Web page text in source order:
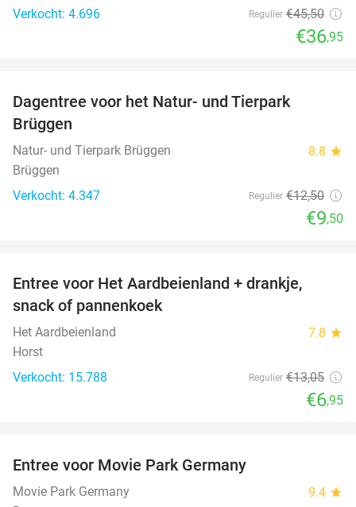
Verkocht: 4.696
Regulier €45,50
€36,95
Dagentree voor het Natur- und Tierpark
Brüggen
Natur- und Tierpark Brüggen 8.8 star
Brüggen
Verkocht: 4.347
Regulier €12,50
€9,50
Entree voor Het Aardbeienland + drankje,
snack of pannenkoek
Het Aardbeienland 7.8 star
Horst
Verkocht: 15.788
Regulier €13,05
€6,95
Entree voor Movie Park Germany
Movie Park Germany 9.4 star